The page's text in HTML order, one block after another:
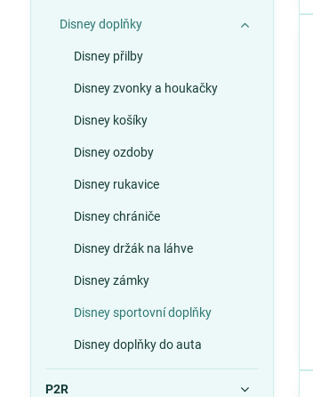
Disney doplňky
Disney přilby
Disney zvonky a houkačky
Disney košíky
Disney ozdoby
Disney rukavice
Disney chrániče
Disney držák na láhve
Disney zámky
Disney sportovní doplňky
Disney doplňky do auta
P2R